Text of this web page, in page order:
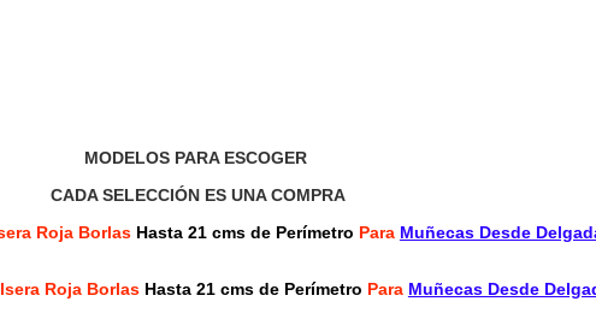
MODELOS PARA ESCOGER
CADA SELECCIÓN ES UNA COMPRA
Roja Borlas Hasta 21 cms de Perímetro Para Muñecas Desde
Roja Borlas Hasta 21 cms de Perímetro Para Muñecas Desde